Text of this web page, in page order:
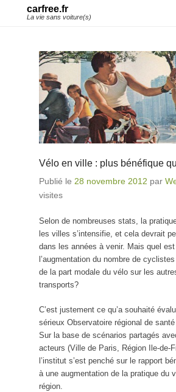
carfree.fr
La vie sans voiture(s)
Vélo en ville : plus bénéfique
Publié le 28 novembre 2012 par
visites
Selon de nombreuses stats, la
les villes s’intensifie, et cela devrait
dans les années à venir. Mais quel est
l’augmentation du nombre de
de la part modale du vélo sur les
transports?
C’est justement ce qu’a souhaité
sérieux Observatoire régional de
Sur la base de scénarios partagés
acteurs (Ville de Paris, Région Ile-de-
l’institut s’est penché sur le rapport
à une augmentation de la pratique du
région.